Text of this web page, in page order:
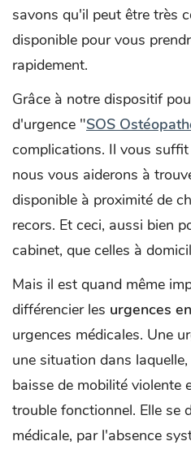
savons qu'il peut être très
disponible pour vous
rapidement.
Grâce à notre dispositif
d'urgence "SOS
complications. Il vous
nous vous aiderons à
disponible à proximité de
recors. Et ceci, aussi bien
cabinet, que celles à
Mais il est quand même
différencier les urgences
urgences médicales. Une
une situation dans
baisse de mobilité violente
trouble fonctionnel. Elle se
médicale, par l'absence